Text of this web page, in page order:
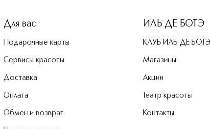
Для вас
Подарочные карты
Сервисы красоты
Доставка
Оплата
Обмен и возврат
ИЛЬ ДЕ БОТЭ
КЛУБ ИЛЬ ДЕ БОТЭ
Магазины
Акции
Театр красоты
Контакты